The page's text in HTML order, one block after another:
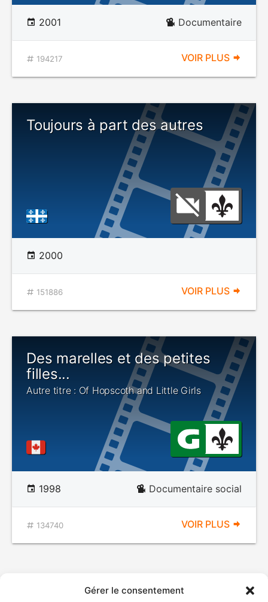
Gérer le consentement
2001 Documentaire
194217 VOIR PLUS
Toujours à part des autres
2000
151886 VOIR PLUS
Des marelles et des petites
filles...
Autre titre : Of Hopscoth and Little Girls
1998 Documentaire social
134740 VOIR PLUS